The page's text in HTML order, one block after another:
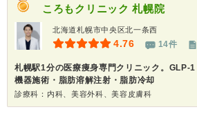
ころもクリニック 札幌院
北海道札幌市中央区北一条西
4.76 14件
札幌駅1分の医療痩身専門クリニック。GLP-
機器施術・脂肪溶解注射・脂肪冷却
診療科：内科、美容外科、美容皮膚科